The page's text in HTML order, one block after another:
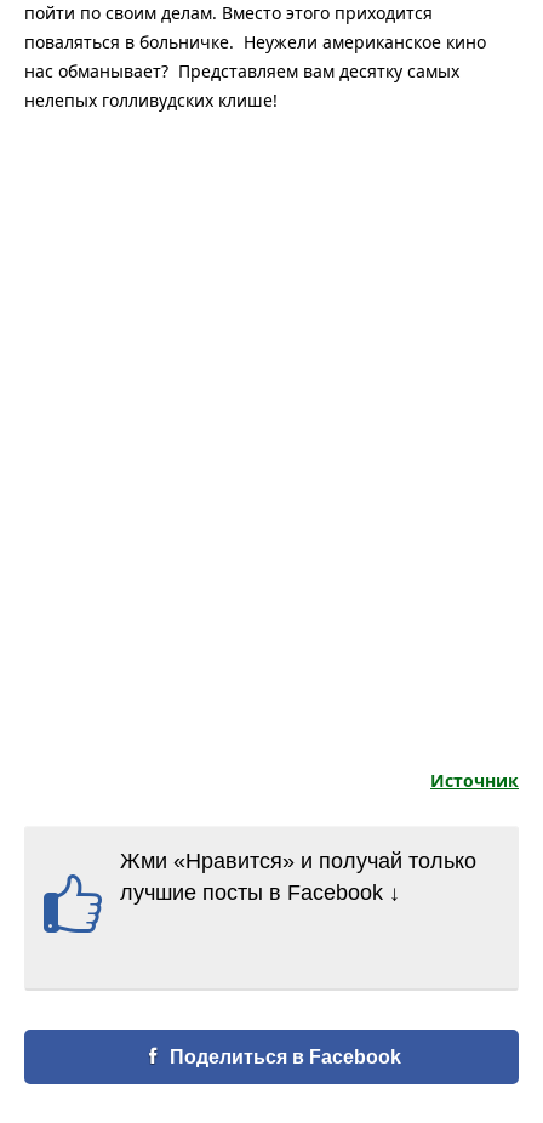
пойти по своим делам. Вместо этого приходится
поваляться в больничке. Неужели американское кино
нас обманывает? Представляем вам десятку самых
нелепых голливудских клише!
Источник
Жми «Нравится» и получай только
лучшие посты в Facebook ↓
Поделиться в Facebook